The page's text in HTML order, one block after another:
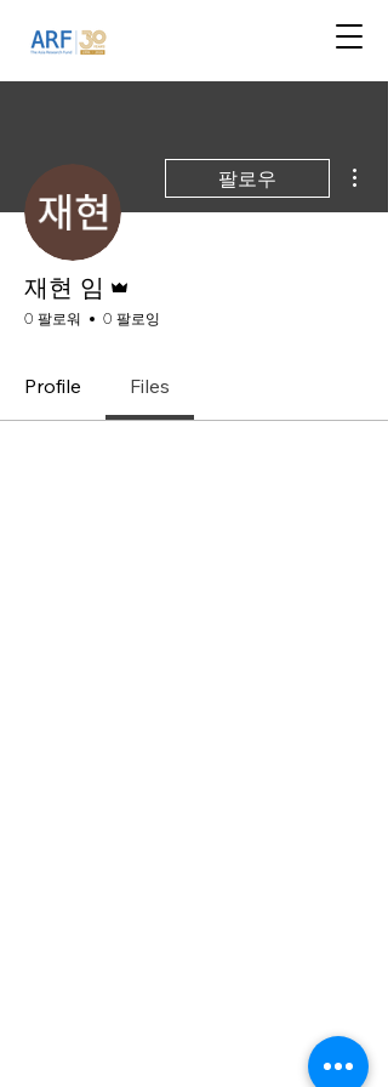
팔로우
재현 임
0 팔로워 0 팔로잉
Profile Files